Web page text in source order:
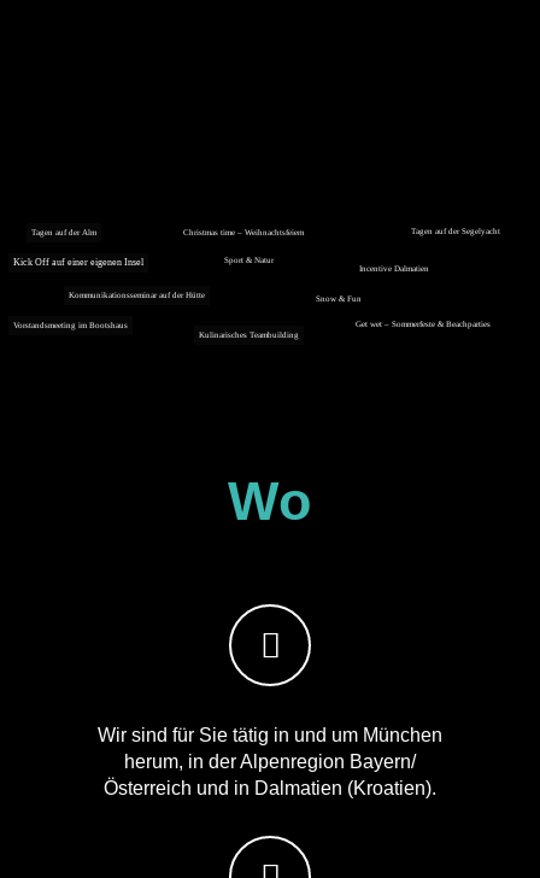
Tagen auf der Alm
Kick Off auf einer eigenen Insel
Vorstandsmeeting im Bootshaus
Kommunikationsseminar auf der Hütte
Kulinarisches Teambuilding
Get wet – Sommerfeste & Beachparties
Sport & Natur
Christmas time – Weihnachtsfeiern
Snow & Fun
Incentive Dalmatien
Tagen auf der Segelyacht
Wo
Wir sind für Sie tätig in und um München
herum, in der Alpenregion Bayern/
Österreich und in Dalmatien (Kroatien).